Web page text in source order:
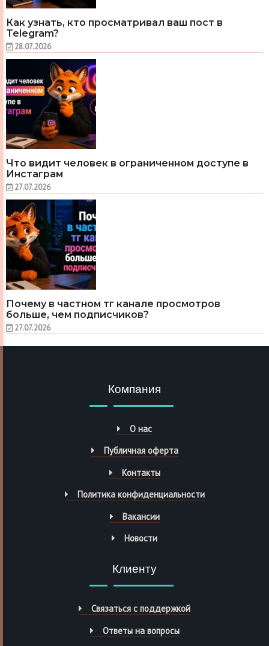
Как узнать, кто просматривал ваш пост в
Telegram?
28.07.2026
Что видит человек в ограниченном доступе в
Инстаграм
27.07.2026
Почему в частном тг канале просмотров
больше, чем подписчиков?
27.07.2026
Компания
О нас
Публичная оферта
Контакты
Политика конфиденциальности
Вакансии
Новости
Клиенту
Связаться с поддержкой
Ответы на вопросы